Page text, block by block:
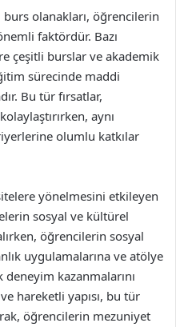
olanakları, öğrencilerin
faktördür. Bazı
çeşitli burslar ve akademik
sürecinde maddi
Bu tür fırsatlar,
aynı
olumlu katkılar
yönelmesini etkileyen
sosyal ve kültürel
öğrencilerin sosyal
uygulamalarına ve atölye
deneyim kazanmalarını
hareketli yapısı, bu tür
öğrencilerin mezuniyet